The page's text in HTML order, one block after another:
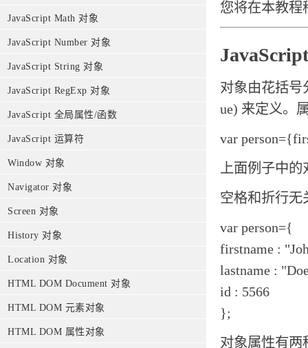
JavaScript Math 对象
JavaScript Number 对象
JavaScript String 对象
JavaScript RegExp 对象
JavaScript 全局属性/函数
JavaScript 运算符
Window 对象
Navigator 对象
Screen 对象
History 对象
Location 对象
HTML DOM Document 对象
HTML DOM 元素对象
HTML DOM 属性对象
您将在本教程
对象由花括号
ue) 来定义。
var
上面例子中
空格和折行无
var person={
firstname :
lastname :
id : 5566
};
对象属性有两